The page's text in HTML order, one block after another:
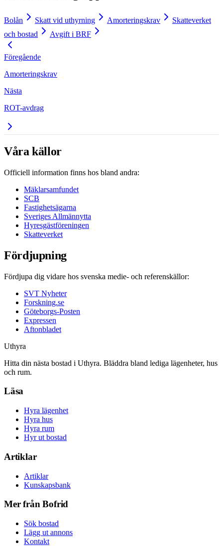
Bolån Skatt vid uthyrning Amorteringskrav
Skatteverket
och bostad
Avgift i BRF
Föregående
Amorteringskrav
Nästa
ROT-avdrag
Våra källor
Officiell information finns hos bland andra:
Mäklarsamfundet
SCB
Fastighetsägarna
Sveriges Allmännytta
Hyresgästföreningen
Skatteverket
Fördjupning
Fördjupa dig vidare hos svenska medie- och referenskällor:
SVT Nyheter
Forskning.se
Göteborgs-Posten
Expressen
Aftonbladet
Uthyra
Hitta din nästa bostad i Uthyra. Bläddra bland lediga lägenheter, hus
och rum.
Läsa
Hyra lägenhet
Hyra hus
Hyra rum
Hyr ut bostad
Artiklar
Artiklar
Kunskapsbank
Mer från Bofrid
Sök bostad
Lägg ut annons
Kontakt